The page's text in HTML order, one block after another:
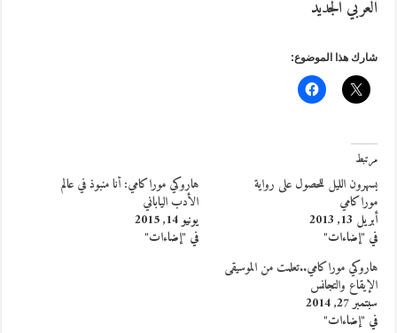
العربي الجديد
شارك هذا الموضوع:
مرتبط
يسهرون الليل للحصول على رواية
موراكامي
أبريل 13, 2013
في "إضاءات"
هاروكي موراكامي: أنا منبوذ في عالم
الأدب الياباني
يونيو 14, 2015
في "إضاءات"
هاروكي موراكامي..تعلمت من الموسيقى
الإيقاع والتجانس
سبتمبر 27, 2014
في "إضاءات"